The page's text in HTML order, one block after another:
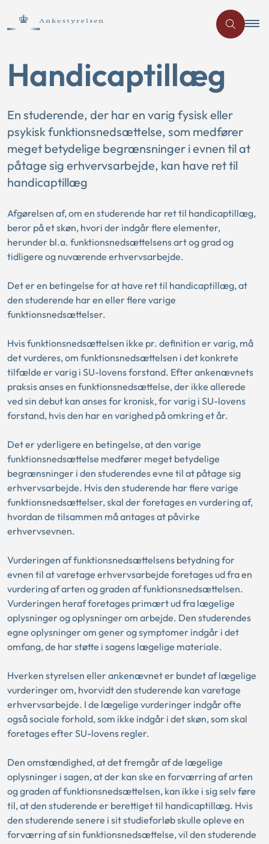
Handicaptillæg
En studerende, der har en varig fysisk eller
psykisk funktionsnedsættelse, som medfører
meget betydelige begrænsninger i evnen til at
påtage sig erhvervsarbejde, kan have ret til
handicaptillæg
Afgørelsen af, om en studerende har ret til handicaptillæg,
beror på et skøn, hvori der indgår flere elementer,
herunder bl.a. funktionsnedsættelsens art og grad og
tidligere og nuværende erhvervsarbejde.
Det er en betingelse for at have ret til handicaptillæg, at
den studerende har en eller flere varige
funktionsnedsættelser.
Hvis funktionsnedsættelsen ikke pr. definition er varig, må
det vurderes, om funktionsnedsættelsen i det konkrete
tilfælde er varig i SU-lovens forstand. Efter ankenævnets
praksis anses en funktionsnedsættelse, der ikke allerede
ved sin debut kan anses for kronisk, for varig i SU-lovens
forstand, hvis den har en varighed på omkring et år.
Det er yderligere en betingelse, at den varige
funktionsnedsættelse medfører meget betydelige
begrænsninger i den studerendes evne til at påtage sig
erhvervsarbejde. Hvis den studerende har flere varige
funktionsnedsættelser, skal der foretages en vurdering af,
hvordan de tilsammen må antages at påvirke
erhvervsevnen.
Vurderingen af funktionsnedsættelsens betydning for
evnen til at varetage erhvervsarbejde foretages ud fra en
vurdering af arten og graden af funktionsnedsættelsen.
Vurderingen heraf foretages primært ud fra lægelige
oplysninger og oplysninger om arbejde. Den studerendes
egne oplysninger om gener og symptomer indgår i det
omfang, de har støtte i sagens lægelige materiale.
Hverken styrelsen eller ankenævnet er bundet af lægelige
vurderinger om, hvorvidt den studerende kan varetage
erhvervsarbejde. I de lægelige vurderinger indgår ofte
også sociale forhold, som ikke indgår i det skøn, som skal
foretages efter SU-lovens regler.
Den omstændighed, at det fremgår af de lægelige
oplysninger i sagen, at der kan ske en forværring af arten
og graden af funktionsnedsættelsen, kan ikke i sig selv føre
til, at den studerende er berettiget til handicaptillæg. Hvis
den studerende senere i sit studieforløb skulle opleve en
forværring af sin funktionsnedsættelse, vil den studerende